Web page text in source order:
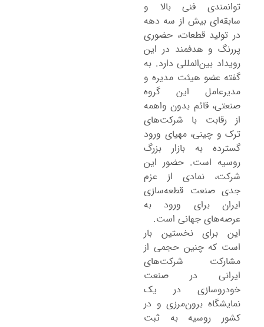
توانمندی فنی بالا و
سابقه‌ای بیش از سه دهه
در تولید قطعات، حضوری
پررنگ و هدفمند در این
رویداد بین‌المللی دارد. به
گفته عضو هیئت مدیره و
مدیرعامل این گروه
صنعتی، قائم بدون واهمه
از رقابت با شرکت‌های
ترک و چینی، مهیای ورود
گسترده به بازار بزرگ
روسیه است. حضور این
شرکت، نمادی از عزم
جدی صنعت قطعه‌سازی
ایران برای ورود به
عرصه‌های جهانی است.
این برای نخستین بار
است که چنین حجمی از
مشارکت شرکت‌های
ایرانی در صنعت
خودروسازی در یک
نمایشگاه برون‌مرزی و در
کشور روسیه به ثبت